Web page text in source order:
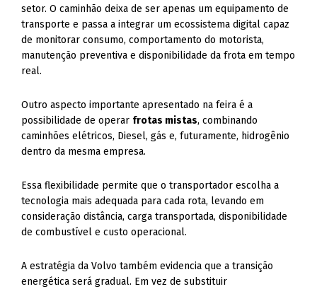
setor. O caminhão deixa de ser apenas um equipamento de
transporte e passa a integrar um ecossistema digital capaz
de monitorar consumo, comportamento do motorista,
manutenção preventiva e disponibilidade da frota em tempo
real.
Outro aspecto importante apresentado na feira é a
possibilidade de operar frotas mistas, combinando
caminhões elétricos, Diesel, gás e, futuramente, hidrogênio
dentro da mesma empresa.
Essa flexibilidade permite que o transportador escolha a
tecnologia mais adequada para cada rota, levando em
consideração distância, carga transportada, disponibilidade
de combustível e custo operacional.
A estratégia da Volvo também evidencia que a transição
energética será gradual. Em vez de substituir